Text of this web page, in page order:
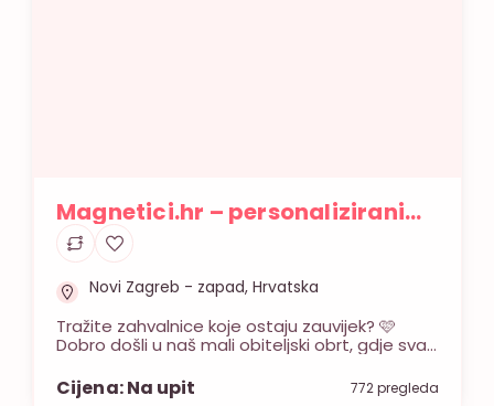
Magnetici.hr – personalizirani
magnetići zahvalnice
Novi Zagreb - zapad, Hrvatska
Tražite zahvalnice koje ostaju zauvijek? 🩷
Dobro došli u naš mali obiteljski obrt, gdje svaki
ručnog rada. Vjerujemo da su najljepše
Cijena: Na upit 772 pregleda